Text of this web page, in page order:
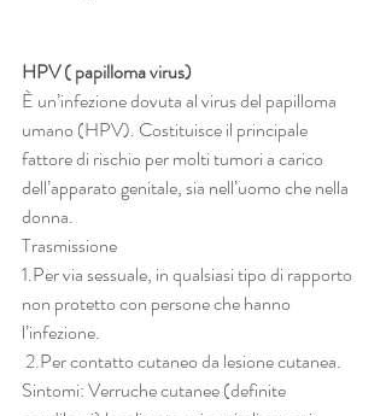
HPV ( papilloma virus)
È un’infezione dovuta al virus del papilloma
umano (HPV). Costituisce il principale
fattore di rischio per molti tumori a carico
dell’apparato genitale, sia nell’uomo che nella
donna.
Trasmissione
1.Per via sessuale, in qualsiasi tipo di rapporto
non protetto con persone che hanno
l’infezione.
2.Per contatto cutaneo da lesione cutanea.
Sintomi: Verruche cutanee (definite